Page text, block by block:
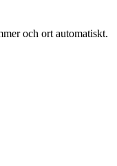
och ort automatiskt.